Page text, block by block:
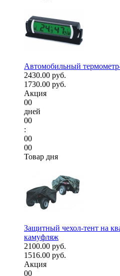
Автомобильный
2430.00 руб.
1730.00 руб.
Акция
00
дней
00
:
00
00
Товар дня
Защитный чехол-тент на
камуфляж
2100.00 руб.
1516.00 руб.
Акция
00